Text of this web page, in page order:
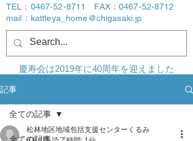
TEL：0467-52-8711 FAX：0467-52-8712
mail： kattleya_home@chigasaki.jp
ログイン
慶寿会は2019年に40周年を迎えました
記事
全ての記事
松林地区地域包括支援センターくるみ